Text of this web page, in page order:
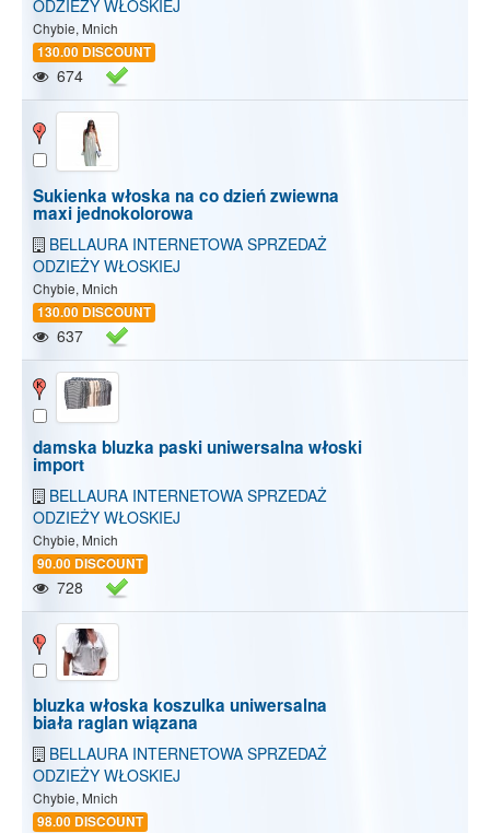
ODZIEŻY WŁOSKIEJ
Chybie, Mnich
130.00 DISCOUNT
674
Sukienka włoska na co dzień zwiewna
maxi jednokolorowa
BELLAURA INTERNETOWA SPRZEDAŻ
ODZIEŻY WŁOSKIEJ
Chybie, Mnich
130.00 DISCOUNT
637
damska bluzka paski uniwersalna włoski
import
BELLAURA INTERNETOWA SPRZEDAŻ
ODZIEŻY WŁOSKIEJ
Chybie, Mnich
90.00 DISCOUNT
728
bluzka włoska koszulka uniwersalna
biała raglan wiązana
BELLAURA INTERNETOWA SPRZEDAŻ
ODZIEŻY WŁOSKIEJ
Chybie, Mnich
98.00 DISCOUNT